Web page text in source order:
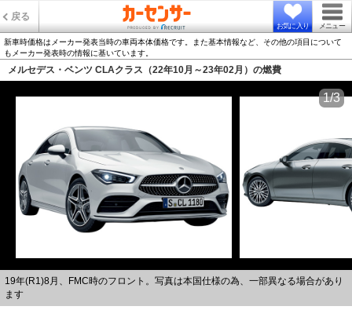
戻る
お気に入り メニュー
新車時価格はメーカー発表当時の車両本体価格です。また基本情報など、その他の項目について
もメーカー発表時の情報に基いています。
メルセデス・ベンツ CLAクラス（22年10月～23年02月）の燃費
19年(R1)8月、FMC時のフロント。写真は本国仕様の為、一部異なる場合があり
ます
1/3